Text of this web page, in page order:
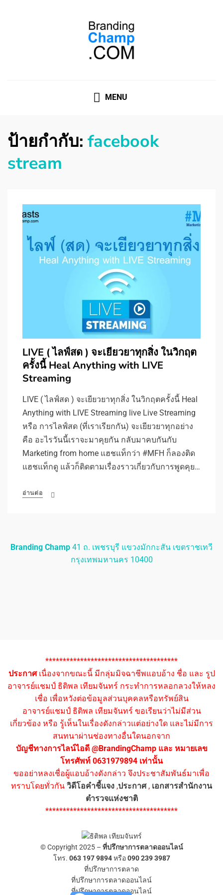
MENU
ป้ายกำกับ: facebook
stream
LIVE ( ไลฟ์สด ) จะเยียวยาทุกสิ่ง ในวิกฤต
ครั้งนี้ Heal Anything with LIVE
Streaming
LIVE ( ไลฟ์สด ) จะเยียวยาทุกสิ่ง ในวิกฤตครั้งนี้ Heal
Anything with LIVE Streaming live Live Streaming
หรือ การไลฟ์สด (ที่เราเรียกกัน) จะเยียวยาทุกอย่าง
คือ อะไรวันนี้เราจะมาคุยกัน กลับมาคบกันกับ
Marketing from home แฮชแท็กว่า #MFH ก็ลองติด
แฮชแท็กดู แล้วก็ติดตามเรื่องราวเกี่ยวกับการพูดคุย…
อ่านต่อ
Branding Champ 41 ถ. เพชรบุรี แขวงมักกะสัน เขตราชเทวี
กรุงเทพมหานคร 10400
**************************************
ประกาศเนื่องจากขณะนี้ มีกลุ่มมิจฉาชีพแอบอ้าง ชื่อ และ รูป
อาจารย์แชมป์ ธิติพล เทียมจันทร์ กระทำการหลอกลวงให้หลง
เชื่อ เพื่อหวังต่อข้อมูลส่วนบุคคลหรือทรัพย์สิน
อาจารย์แชมป์ ธิติพล เทียมจันทร์ ขอเรียนว่าไม่มีส่วน
เกี่ยวข้อง หรือ รู้เห็นในเรื่องดังกล่าวแต่อย่างใด และไม่มีการ
สนทนาผ่านช่องทางอื่นใดนอกจาก
บัญชีทางการไลน์ไอดี @BrandingChamp และ หมายเลข
โทรศัพท์ 0631979894 เท่านั้น
ขออย่าหลงเชื่อผู้แอบอ้างดังกล่าว จึงประชาสัมพันธ์มาเพื่อ
ทราบโดยทั่วกัน วิดีโอคำชี้แจง ,ประกาศ, เอกสารสำนักงาน
ตำรวจแห่งชาติ
**************************************
© Copyright 2025 – ที่ปรึกษาการตลาดออนไลน์
โทร. 063 197 9894หรือ090 239 3987
ที่ปรึกษาการตลาด
ที่ปรึกษาการตลาดออนไลน์
ที่ปรึกษาการตลาดออนไลน์